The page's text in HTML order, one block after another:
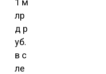
1 м
лр
д р
уб.
в с
ле